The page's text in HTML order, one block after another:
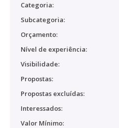
Categoria:
Subcategoria:
Orçamento:
Nível de experiência:
Visibilidade:
Propostas:
Propostas excluídas:
Interessados:
Valor Mínimo: